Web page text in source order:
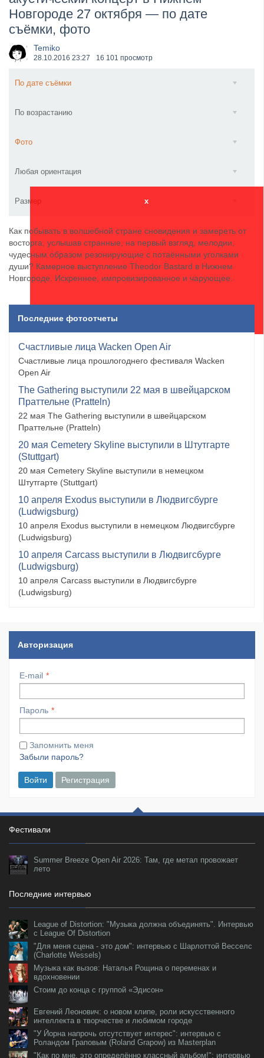
​Anthrax выпустили новый сингл и клип «Everybod...
Новгороде 27 октября — по дате
съёмки, фото
Temiko
28.10.2016 23:27 16 101 просмотр
По дате съёмки
По возрастанию
Фото
Любая ориентация
Размер x
Как побывать в волшебной стране сновидения и замереть от
восторга, услышав странные, на первый взгляд, мелодии,
чудесным образом резонирующие с потаёнными уголками
души? Камерное выступление Theodor Bastard в Нижнем
Новгороде. Искреннее, импровизированное и чарующее.
Последние фотоотчеты
Счастливые лица Wacken Open Air
Счастливые лица прошлогоднего фестиваля Wacken
Open Air
The Gathering выступили 22 мая в швейцарском
Праттельне (Pratteln)
22 мая The Gathering выступили в швейцарском
Праттельне (Pratteln)
20 мая Cemetery Skyline выступили в Штутгарте
(Stuttgart)
20 мая Cemetery Skyline выступили в немецком
Штутгарте (Stuttgart)
10 апреля Exodus выступили в Людвигсбурге
(Ludwigsburg)
10 апреля Exodus выступили в немецком Людвигсбурге
(Ludwigsburg)
10 апреля Carcass выступили в Людвигсбурге
(Ludwigsburg)
10 апреля Carcass выступили в Людвигсбурге
(Ludwigsburg)
Авторизация
E-mail
Пароль
Запомнить меня
Забыли пароль?
Войти Регистрация
Фестивали
Summer Breeze Open Air 2026: Там, где метал провожает
лето
Последние интервью
League of Distortion: "Музыка должна объединять". Интервью
с League Of Distortion
"Для меня сцена - это дом": интервью с Шарлоттой Весселс
(Charlotte Wessels)
Музыка как вызов: Наталья Рощина о переменах и
вдохновении
Стоим до конца с группой «Эдисон»
Евгений Леонович: о новом клипе, роли искусственного
интеллекта в творчестве и любимом городе
"У Йорна напрочь отсутствует интерес": интервью с
Роландом Граповым (Roland Grapow) из Masterplan
"Как по мне, это определённо классный альбом!": интервью